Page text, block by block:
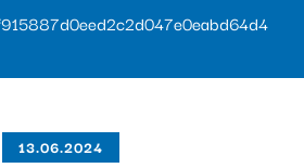
13.06.2024